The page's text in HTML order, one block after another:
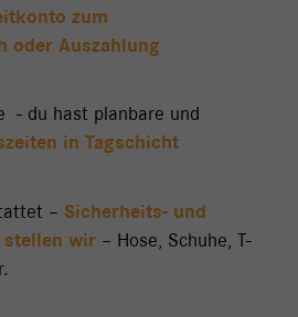
zum
oder Auszahlung
- du hast planbare und
in Tagschicht
– Sicherheits- und
stellen wir– Hose, Schuhe, T-